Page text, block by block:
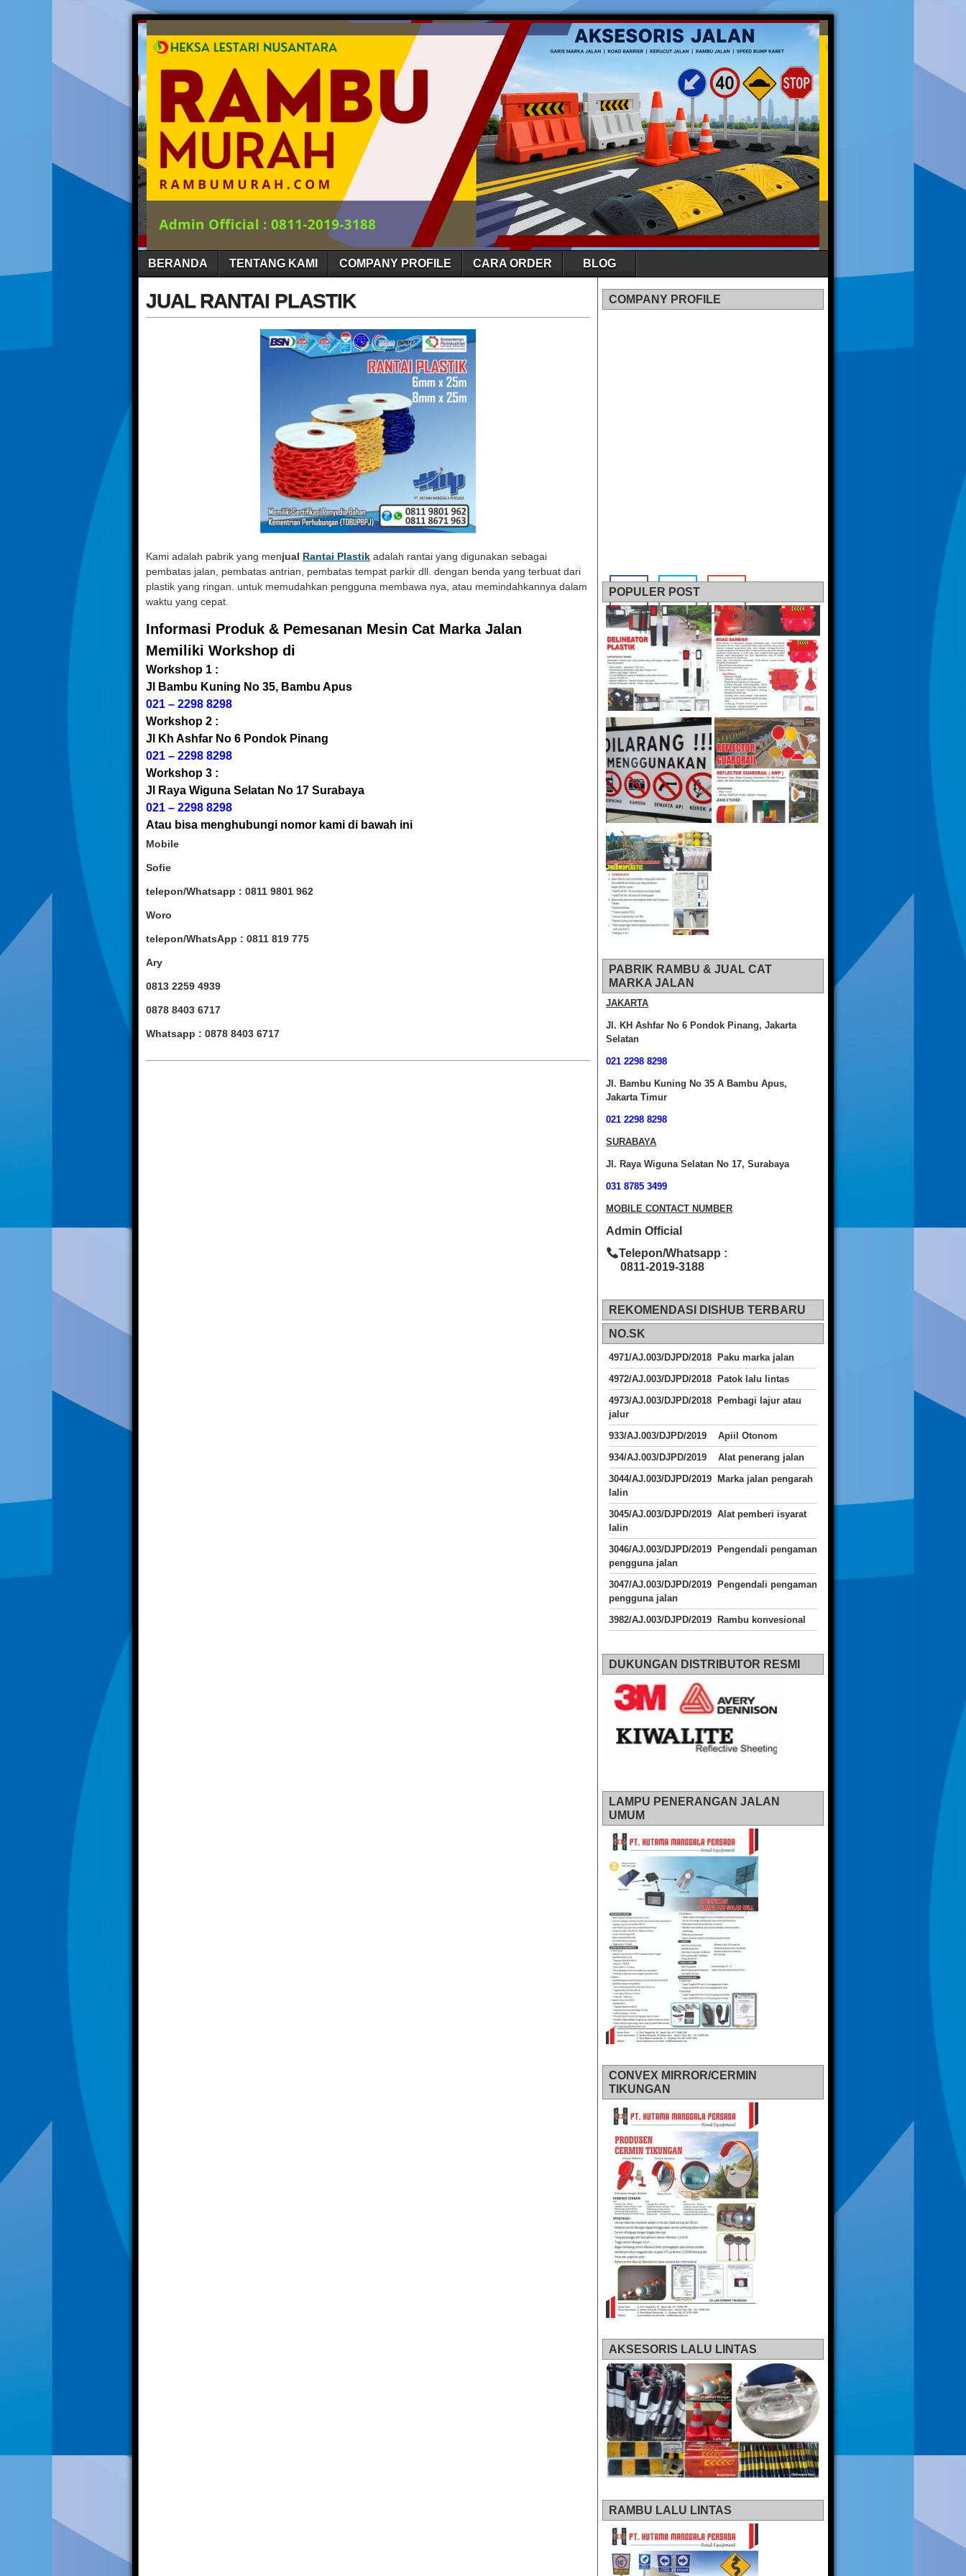
BERANDA TENTANG KAMI COMPANY PROFILE CARA ORDER BLOG
JUAL RANTAI PLASTIK
Kami adalah pabrik yang menjual Rantai Plastik adalah rantai yang digunakan sebagai
pembatas jalan, pembatas antrian, pembatas tempat parkir dll. dengan benda yang terbuat dari
plastik yang ringan. untuk memudahkan pengguna membawa nya, atau memindahkannya dalam
waktu yang cepat.
Informasi Produk & Pemesanan Mesin Cat Marka Jalan
Memiliki Workshop di
Workshop 1 :
Jl Bambu Kuning No 35, Bambu Apus
021 – 2298 8298
Workshop 2 :
Jl Kh Ashfar No 6 Pondok Pinang
021 – 2298 8298
Workshop 3 :
Jl Raya Wiguna Selatan No 17 Surabaya
021 – 2298 8298
Atau bisa menghubungi nomor kami di bawah ini
Mobile
Sofie
telepon/Whatsapp : 0811 9801 962
Woro
telepon/WhatsApp : 0811 819 775
Ary
0813 2259 4939
0878 8403 6717
Whatsapp : 0878 8403 6717
COMPANY PROFILE
POPULER POST
PABRIK RAMBU & JUAL CAT
MARKA JALAN
JAKARTA
Jl. KH Ashfar No 6 Pondok Pinang, Jakarta
Selatan
021 2298 8298
Jl. Bambu Kuning No 35 A Bambu Apus,
Jakarta Timur
021 2298 8298
SURABAYA
Jl. Raya Wiguna Selatan No 17, Surabaya
031 8785 3499
MOBILE CONTACT NUMBER
Admin Official
Telepon/Whatsapp :
0811-2019-3188
REKOMENDASI DISHUB TERBARU
NO.SK
4971/AJ.003/DJPD/2018 Paku marka jalan
4972/AJ.003/DJPD/2018 Patok lalu lintas
4973/AJ.003/DJPD/2018
Pembagi lajur atau
jalur
933/AJ.003/DJPD/2019 Apiil Otonom
934/AJ.003/DJPD/2019 Alat penerang jalan
3044/AJ.003/DJPD/2019 Marka jalan pengarah
lalin
3045/AJ.003/DJPD/2019 Alat pemberi isyarat
lalin
3046/AJ.003/DJPD/2019 Pengendali pengaman
pengguna jalan
3047/AJ.003/DJPD/2019 Pengendali pengaman
pengguna jalan
3982/AJ.003/DJPD/2019 Rambu konvesional
DUKUNGAN DISTRIBUTOR RESMI
LAMPU PENERANGAN JALAN
UMUM
CONVEX MIRROR/CERMIN
TIKUNGAN
AKSESORIS LALU LINTAS
RAMBU LALU LINTAS